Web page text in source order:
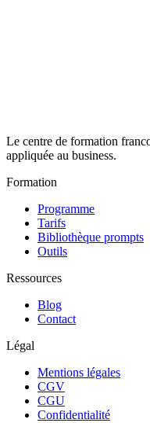
Le centre de formation
appliquée au business.
Formation
Programme
Tarifs
Bibliothèque prompts
Outils
Ressources
Blog
Contact
Légal
Mentions légales
CGV
CGU
Confidentialité